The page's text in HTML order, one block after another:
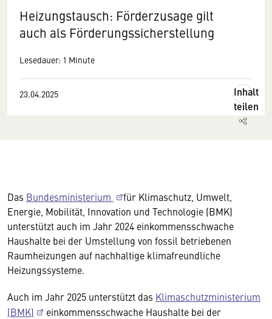
Heizungstausch: Förderzusage gilt
auch als Förderungs­sicherstellung
Lesedauer: 1 Minute
23.04.2025
Inhalt
teilen
Das Bundesministerium
für Klimaschutz, Umwelt,
Energie, Mobilität, Innovation und Technologie (BMK)
unterstützt auch im Jahr 2024 einkommensschwache
Haushalte bei der Umstellung von fossil betriebenen
Raumheizungen auf nachhaltige klimafreundliche
Heizungssysteme.
Auch im Jahr 2025 unterstützt das Klimaschutzministerium
(BMK)
einkommensschwache Haushalte bei der